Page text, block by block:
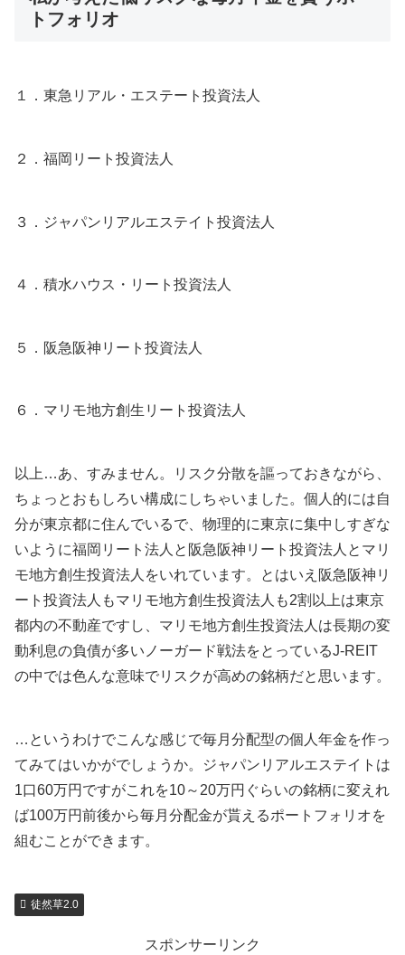
トフォリオ
１．東急リアル・エステート投資法人
２．福岡リート投資法人
３．ジャパンリアルエステイト投資法人
４．積水ハウス・リート投資法人
５．阪急阪神リート投資法人
６．マリモ地方創生リート投資法人
以上…あ、すみません。リスク分散を謳っておきながら、
ちょっとおもしろい構成にしちゃいました。個人的には自
分が東京都に住んでいるで、物理的に東京に集中しすぎな
いように福岡リート法人と阪急阪神リート投資法人とマリ
モ地方創生投資法人をいれています。とはいえ阪急阪神リ
ート投資法人もマリモ地方創生投資法人も2割以上は東京
都内の不動産ですし、マリモ地方創生投資法人は長期の変
動利息の負債が多いノーガード戦法をとっているJ-REIT
の中では色んな意味でリスクが高めの銘柄だと思います。
…というわけでこんな感じで毎月分配型の個人年金を作っ
てみてはいかがでしょうか。ジャパンリアルエステイトは
1口60万円ですがこれを10～20万円ぐらいの銘柄に変えれ
ば100万円前後から毎月分配金が貰えるポートフォリオを
組むことができます。
徒然草2.0
スポンサーリンク